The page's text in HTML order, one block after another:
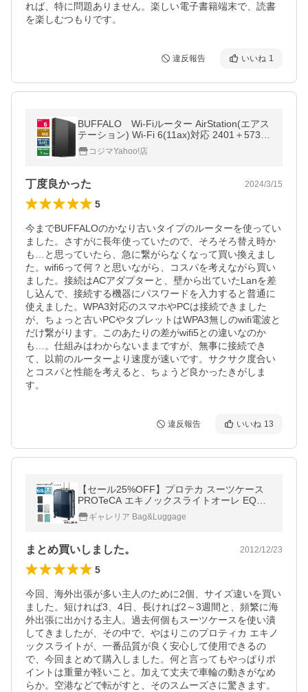
れば、特に問題ありません。楽しい電子書籍端末で、読書
を楽しむつもりです。
違反報告 いいね 1
BUFFALO Wi-Fiルーター AirStation(エアス
テーション) Wi-Fi 6(11ax)対応 2401＋573M
bps ［］ ［Wi-Fi 6(ax) /IPv6対応］ ブラッ
ク WSR-3000AX4P-BK
コジマYahoo!店
丁度良かった 2024/3/15
5
今までBUFFALOのかなり古いタイプのルーターを使ってい
ました。さすがに長年使っていたので、そろそろ替え時か
も…と思っていたら、急に繋がらなくなって買い換えまし
た。wifi6って何？と思いながら、コスパを考えながら買い
ました。接続はACアダプターと、壁から出ていたLanを差
し込んで、接続する機器にパスワードを入力すると普通に
使えました。WPA3対応のスマホやPCは接続できました
が、ちょっと古いPCやタブレットはWPA3無しのwifi電波と
だけ繋がります。このあたりの差がwifi5との違いなのか
も…。仕組みはわからないままですが、無事に接続でき
て、以前のルーターより速度が速いです。サクサク度合い
とコスパと性能を考えると、ちょうど良かったきがしま
す。
違反報告 いいね 13
【セール25%OFF】プロテカ スーツケース
PROTeCA エキノックスライトオーレ EQUI
NOX LIGHT ORE 00741 エース ACE 68L
ギャレリア Bag&Luggage
まとめ買いしました。 2012/12/23
5
今回、海外出張が多い主人のために2個、サイズ違いを買い
ました。短ければ3、4日、長ければ2～3週間と、頻繁に海
外出張に出かける主人。過去何個もスーツケースを使い潰
してきましたが、その中で、やはりこのプロティカ エキノ
ックスライトが、一番品質が良く安心して使用できるの
で、今回まとめて購入しました。何と言ってもやっぱりポ
イントは重量が軽いこと。加えて丈夫で車輪の動きがなめ
らか。空港などで転がすと、そのスムーズさに驚きます。